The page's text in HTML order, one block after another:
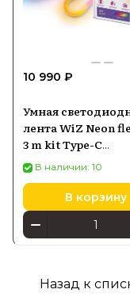
10 990 ₽
Умная
лента WiZ Neon
3 m kit Type-C
(929003295501)
В наличии: 10
В корзину
Назад к